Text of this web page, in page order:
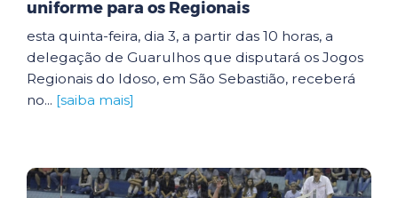
uniforme para os Regionais
esta quinta-feira, dia 3, a partir das 10 horas, a
delegação de Guarulhos que disputará os Jogos
Regionais do Idoso, em São Sebastião, receberá
no... [saiba mais]